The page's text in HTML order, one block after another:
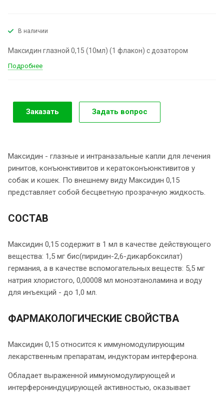
В наличии
Максидин глазной 0,15 (10мл) (1 флакон) с дозатором
Подробнее
Заказать Задать вопрос
Максидин - глазные и интраназальные капли для лечения
ринитов, конъюнктивитов и кератоконъюнктивитов у
собак и кошек. По внешнему виду Максидин 0,15
представляет собой бесцветную прозрачную жидкость.
СОСТАВ
Максидин 0,15 содержит в 1 мл в качестве действующего
вещества: 1,5 мг бис(пиридин-2,6-дикарбоксилат)
германия, а в качестве вспомогательных веществ: 5,5 мг
натрия хлористого, 0,00008 мл моноэтаноламина и воду
для инъекций - до 1,0 мл.
ФАРМАКОЛОГИЧЕСКИЕ СВОЙСТВА
Максидин 0,15 относится к иммуномодулирующим
лекарственным препаратам, индукторам интерферона.
Обладает выраженной иммуномодулирующей и
интерферониндуцирующей активностью, оказывает